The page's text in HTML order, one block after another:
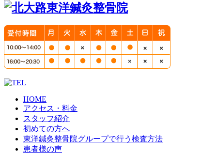
HOME
アクセス・料金
スタッフ紹介
初めての方へ
東洋鍼灸整骨院グループで行う検査方法
患者様の声